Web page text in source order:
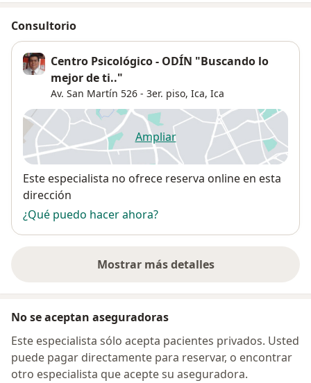
Consultorio
Centro Psicológico - ODÍN "Buscando lo
mejor de ti.."
Av. San Martín 526 - 3er. piso, Ica, Ica
Ampliarse abre en una nueva
Disponibilidad
Este especialista no ofrece reserva online en esta
dirección
¿Qué puedo hacer ahora?
Mostrar más detalles
sobre la dirección
No se aceptan aseguradoras
Este especialista sólo acepta pacientes privados. Usted
puede pagar directamente para reservar, o encontrar
otro especialista que acepte su aseguradora.